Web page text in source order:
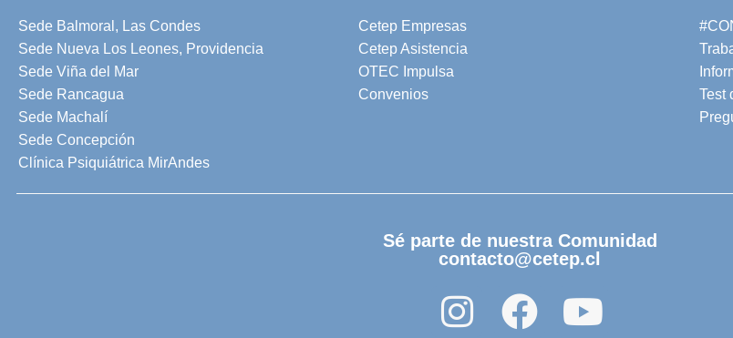
Sede Balmoral, Las Condes
Sede Nueva Los Leones, Providencia
Sede Viña del Mar
Sede Rancagua
Sede Machalí
Sede Concepción
Clínica Psiquiátrica MirAndes
Cetep Empresas
Cetep Asistencia
OTEC Impulsa
Convenios
Test
Sé parte de nuestra Comunidad
contacto@cetep.cl